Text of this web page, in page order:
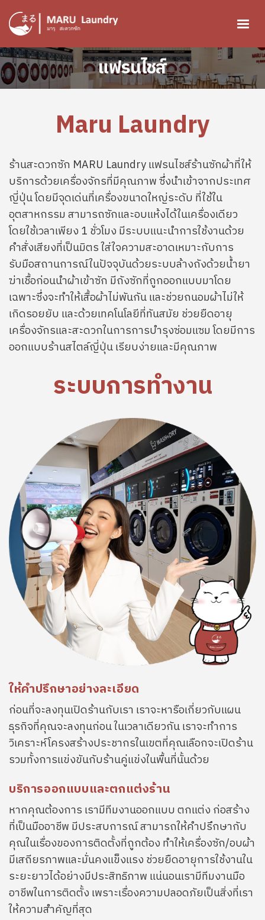
ข้ามไปยังเนื้อหาหลัก
Image แฟรนไชส์
Maru Laundry
ร้านสะดวกซัก MARU Laundry แฟรนไชส์ร้านซักผ้าที่ให้
บริการด้วยเครื่องจักรที่มีคุณภาพ ซึ่งนำเข้าจากประเทศ
ญี่ปุ่น โดยมีจุดเด่นที่เครื่องขนาดใหญ่ระดับ ที่ใช้ใน
อุตสาหกรรม สามารถซักและอบแห้งได้ในเครื่องเดียว
โดยใช้เวลาเพียง 1 ชั่วโมง มีระบบแนะนำการใช้งานด้วย
คำสั่งเสียงที่เป็นมิตร ใส่ใจความสะอาดเหมาะกับการ
รับมือสถานการณ์ในปัจจุบันด้วยระบบล้างถังด้วยน้ำยา
ฆ่าเชื้อก่อนนำผ้าเข้าซัก มีถังซักที่ถูกออกแบบมาโดย
เฉพาะซึ่งจะทำให้เสื้อผ้าไม่พันกัน และช่วยถนอมผ้าไม่ให้
เกิดรอยยับ และด้วยเทคโนโลยีที่ทันสมัย ช่วยยืดอายุ
เครื่องจักรและสะดวกในการการบำรุงซ่อมแซม โดยมีการ
ออกแบบร้านสไตล์ญี่ปุ่น เรียบง่ายและมีคุณภาพ
ระบบการทำงาน
ให้คำปรึกษาอย่างละเอียด
ก่อนที่จะลงทุนเปิดร้านกับเรา เราจะหารือเกี่ยวกับแผน
ธุรกิจที่คุณจะลงทุนก่อน ในเวลาเดียวกัน เราจะทำการ
วิเคราะห์โครงสร้างประชากรในเขตที่คุณเลือกจะเปิดร้าน
รวมทั้งการแข่งขันกับร้านคู่แข่งในพื้นที่นั้นด้วย
บริการออกแบบและตกแต่งร้าน
หากคุณต้องการ เรามีทีมงานออกแบบ ตกแต่ง ก่อสร้าง
ที่เป็นมืออาชีพ มีประสบการณ์ สามารถให้คำปรึกษากับ
คุณในเรื่องของการติดตั้งที่ถูกต้อง ทำให้เครื่องซัก/อบผ้า
มีเสถียรภาพและมั่นคงแข็งแรง ช่วยยืดอายุการใช้งานใน
ระยะยาวได้อย่างมีประสิทธิภาพ แน่นอนเรามีทีมงานมือ
อาชีพในการติดตั้ง เพราะเรื่องความปลอดภัยเป็นสิ่งที่เรา
ให้ความสำคัญที่สุด